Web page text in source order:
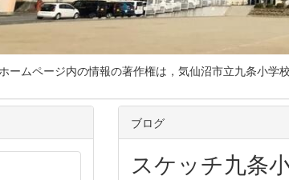
の情報の著作権は，気仙沼市立九条小学校に
ブログ
スケッチ九条